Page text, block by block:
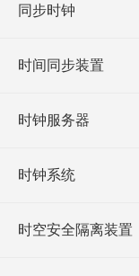
同步时钟
时间同步装置
时钟服务器
时钟系统
时空安全隔离装置